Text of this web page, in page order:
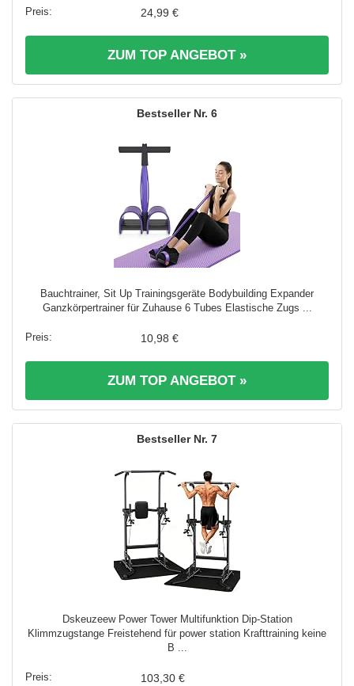
24,99 €
ZUM TOP ANGEBOT »
6
Bauchtrainer, Sit Up Trainingsgeräte Bodybuilding Expander
Ganzkörpertrainer für Zuhause 6 Tubes Elastische Zugs ...
10,98 €
ZUM TOP ANGEBOT »
7
Dskeuzeew Power Tower Multifunktion Dip-Station
Klimmzugstange Freistehend für power station Krafttraining keine
B ...
103,30 €